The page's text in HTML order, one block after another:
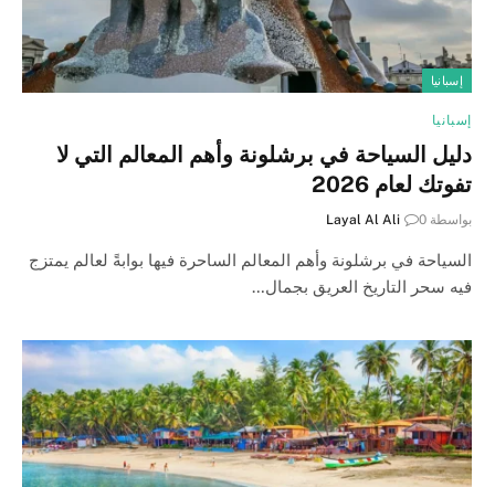
إسبانيا
إسبانيا
دليل السياحة في برشلونة وأهم المعالم التي لا
تفوتك لعام 2026
بواسطة Layal Al Ali 0
السياحة في برشلونة وأهم المعالم الساحرة فيها بوابةً لعالم يمتزج
فيه سحر التاريخ العريق بجمال…